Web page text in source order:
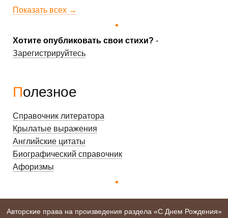
Показать всех →
Хотите опубликовать свои стихи? -
Зарегистрируйтесь
Полезное
Справочник литератора
Крылатые выражения
Английские цитаты
Биографический справочник
Афоризмы
Авторские права на произведения раздела «С Днем Рождения»